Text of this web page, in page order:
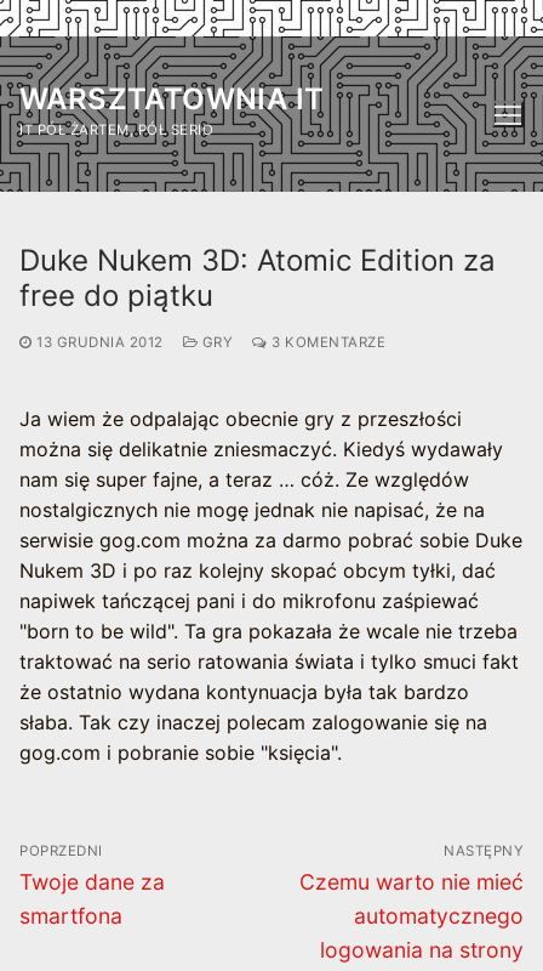
Przejdź
do
treści
WARSZTATOWNIA IT
IT PÓŁ ŻARTEM, PÓŁ SERIO
Duke Nukem 3D: Atomic Edition za
free do piątku
13 GRUDNIA 2012 GRY 3 KOMENTARZE
Ja wiem że odpalając obecnie gry z przeszłości
można się delikatnie zniesmaczyć. Kiedyś wydawały
nam się super fajne, a teraz … cóż. Ze względów
nostalgicznych nie mogę jednak nie napisać, że na
serwisie gog.com można za darmo pobrać sobie Duke
Nukem 3D i po raz kolejny skopać obcym tyłki, dać
napiwek tańczącej pani i do mikrofonu zaśpiewać
"born to be wild". Ta gra pokazała że wcale nie trzeba
traktować na serio ratowania świata i tylko smuci fakt
że ostatnio wydana kontynuacja była tak bardzo
słaba. Tak czy inaczej polecam zalogowanie się na
gog.com i pobranie sobie "księcia".
Nawigacja
wpisu
POPRZEDNI
Poprzedni
wpis:
Twoje dane za
smartfona
NASTĘPNY
Następny
Czemu warto nie mieć
automatycznego
logowania na strony